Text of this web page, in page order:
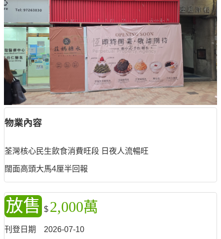
物業內容
荃灣核心民生飲食消費旺段 日夜人流暢旺
闊面高頭大馬4厘半回報
放售 $ 2,000萬
刊登日期
2026-07-10